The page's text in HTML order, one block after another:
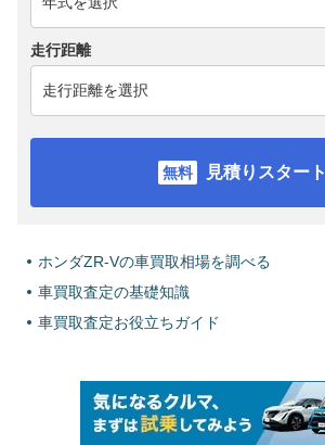
走行距離
見積りスタート
ホンダZR-Vの車買取相場を調べる
車買取査定の基礎知識
車買取査定お役立ちガイド